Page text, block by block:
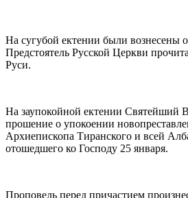
На сугубой ектении были вознесены
Предстоятель Русской Церкви
Руси.
На заупокойной ектении Святейший
прошение о упокоении
Архиепископа Тиранского и всей
отошедшего ко Господу 25 января.
Проповедь перед причастием